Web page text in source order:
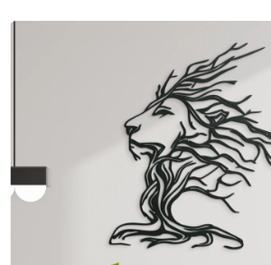
media